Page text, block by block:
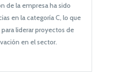
de la empresa ha sido
en la categoría C, lo que
liderar proyectos de
en el sector.